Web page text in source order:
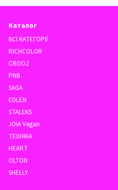
Каталог
ВСІ КАТЕГОРІЇ
RICHCOLOR
CROOZ
PNB
SAGA
EDLEN
STALEKS
JOIA Vegan
ТЕХНІКА
HEART
OLTON
SHELLY